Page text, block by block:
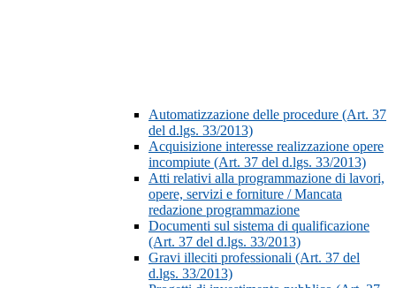
Automatizzazione delle procedure (Art. 37
del d.lgs. 33/2013)
Acquisizione interesse realizzazione opere
incompiute (Art. 37 del d.lgs. 33/2013)
Atti relativi alla programmazione di lavori,
opere, servizi e forniture / Mancata
redazione programmazione
Documenti sul sistema di qualificazione
(Art. 37 del d.lgs. 33/2013)
Gravi illeciti professionali (Art. 37 del
d.lgs. 33/2013)